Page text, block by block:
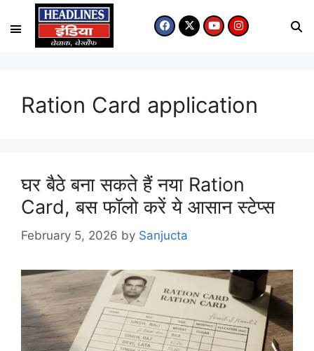
Ration Card application
घर बैठे बना सकते हैं नया Ration
Card, बस फॉलो करें ये आसान स्टेप्स
February 5, 2026 by Sanjucta